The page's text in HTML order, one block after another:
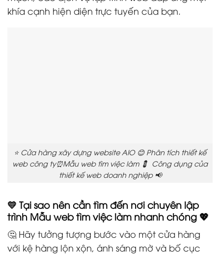
khía cạnh hiện diện trực tuyến của bạn.
⭐ Cửa hàng xây dựng website AIO 😊 Phân tích thiết kế
web công ty⏰Mẫu web tìm việc làm 💈 Công dụng của
thiết kế web doanh nghiệp 📢
💛 Tại sao nên cần tìm đến nơi chuyên lập
trình Mẫu web tìm việc làm nhanh chóng 💖
🤔 Hãy tưởng tượng bước vào một cửa hàng
với kệ hàng lộn xộn, ánh sáng mờ và bố cục